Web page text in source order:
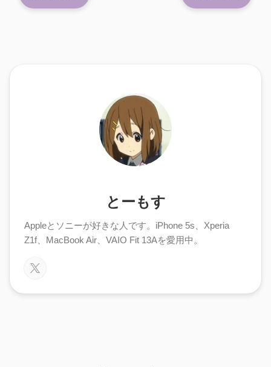
とーもす
Appleとソニーが好きな人です。iPhone 5s、Xperia
Z1f、MacBook Air、VAIO Fit 13Aを愛用中。